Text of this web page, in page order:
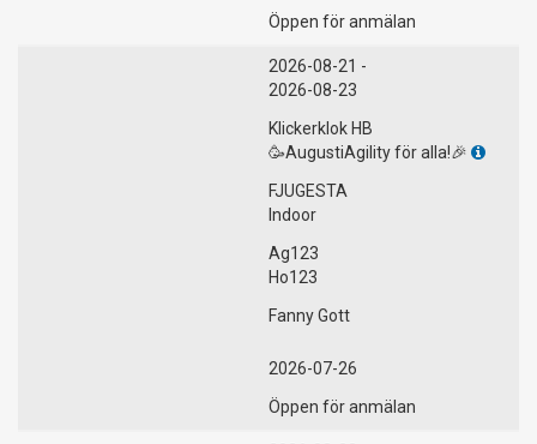
Öppen för anmälan
2026-08-21 -
2026-08-23
Klickerklok HB
🥳AugustiAgility för alla!🎉
FJUGESTA
Indoor
Ag123
Ho123
Fanny Gott
2026-07-26
Öppen för anmälan